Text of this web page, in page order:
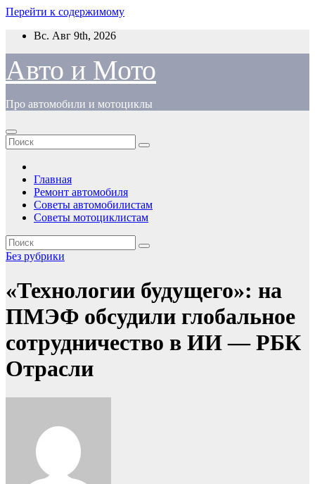
Перейти к содержимому
Вс. Авг 9th, 2026
Авто и Мото
Про автомобили и мотоциклы
Главная
Ремонт автомобиля
Советы автомобилистам
Советы мотоциклистам
Без рубрики
«Технологии будущего»: на
ПМЭФ обсудили глобальное
сотрудничество в ИИ — РБК
Отрасли